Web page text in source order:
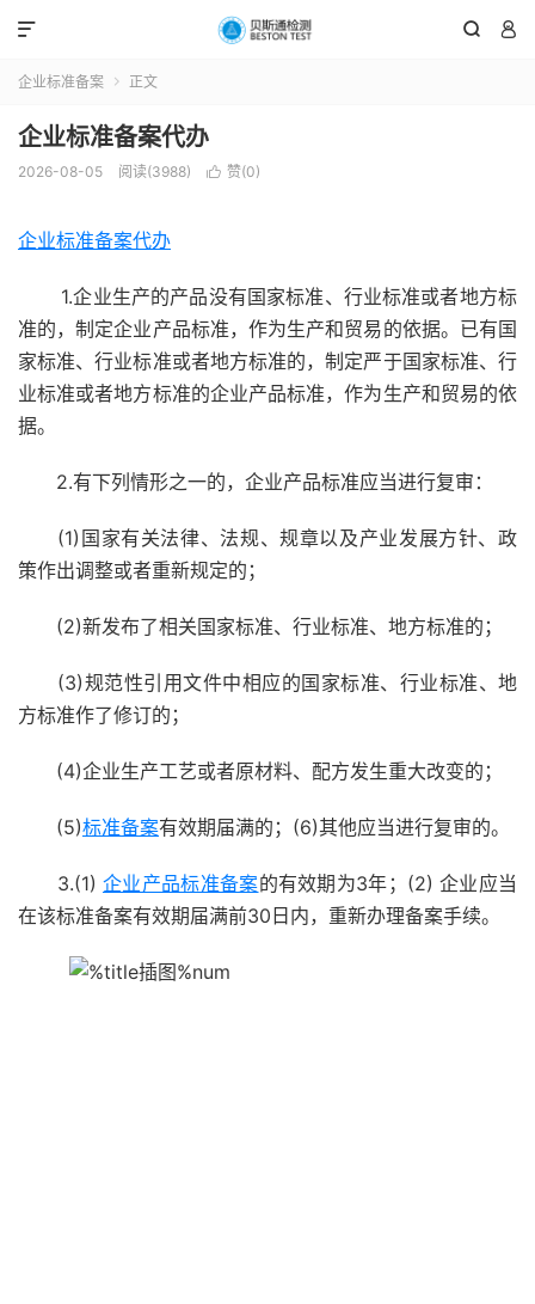
 

企业标准备案  正文
企业标准备案代办
2026-08-05 阅读(3988)  赞(0)
企业标准备案代办
1.企业生产的产品没有国家标准、行业标准或者地方标
准的，制定企业产品标准，作为生产和贸易的依据。已有国
家标准、行业标准或者地方标准的，制定严于国家标准、行
业标准或者地方标准的企业产品标准，作为生产和贸易的依
据。
2.有下列情形之一的，企业产品标准应当进行复审：
(1)国家有关法律、法规、规章以及产业发展方针、政
策作出调整或者重新规定的；
(2)新发布了相关国家标准、行业标准、地方标准的；
(3)规范性引用文件中相应的国家标准、行业标准、地
方标准作了修订的；
(4)企业生产工艺或者原材料、配方发生重大改变的；
(5)标准备案有效期届满的；(6)其他应当进行复审的。
3.(1) 企业产品标准备案的有效期为3年；(2) 企业应当
在该标准备案有效期届满前30日内，重新办理备案手续。